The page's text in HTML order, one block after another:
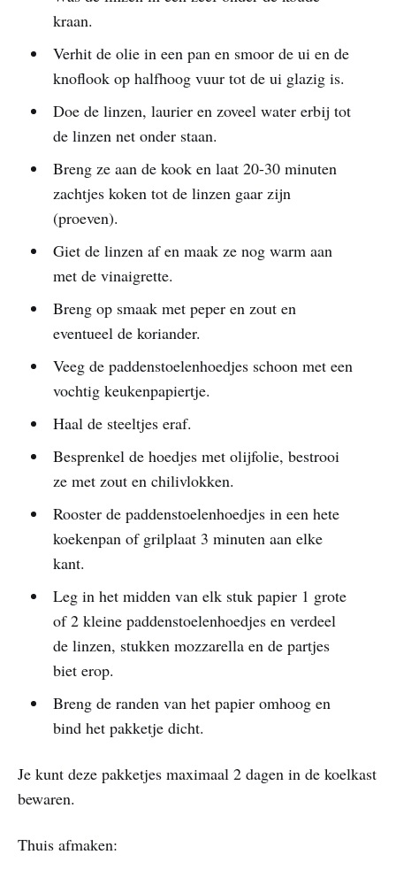
kraan.
Verhit de olie in een pan en smoor de ui en de
knoflook op halfhoog vuur tot de ui glazig is.
Doe de linzen, laurier en zoveel water erbij tot
de linzen net onder staan.
Breng ze aan de kook en laat 20-30 minuten
zachtjes koken tot de linzen gaar zijn
(proeven).
Giet de linzen af en maak ze nog warm aan
met de vinaigrette.
Breng op smaak met peper en zout en
eventueel de koriander.
Veeg de paddenstoelenhoedjes schoon met een
vochtig keukenpapiertje.
Haal de steeltjes eraf.
Besprenkel de hoedjes met olijfolie, bestrooi
ze met zout en chilivlokken.
Rooster de paddenstoelenhoedjes in een hete
koekenpan of grilplaat 3 minuten aan elke
kant.
Leg in het midden van elk stuk papier 1 grote
of 2 kleine paddenstoelenhoedjes en verdeel
de linzen, stukken mozzarella en de partjes
biet erop.
Breng de randen van het papier omhoog en
bind het pakketje dicht.
Je kunt deze pakketjes maximaal 2 dagen in de koelkast
bewaren.
Thuis afmaken: